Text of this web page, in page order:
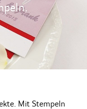
Mit Stempeln